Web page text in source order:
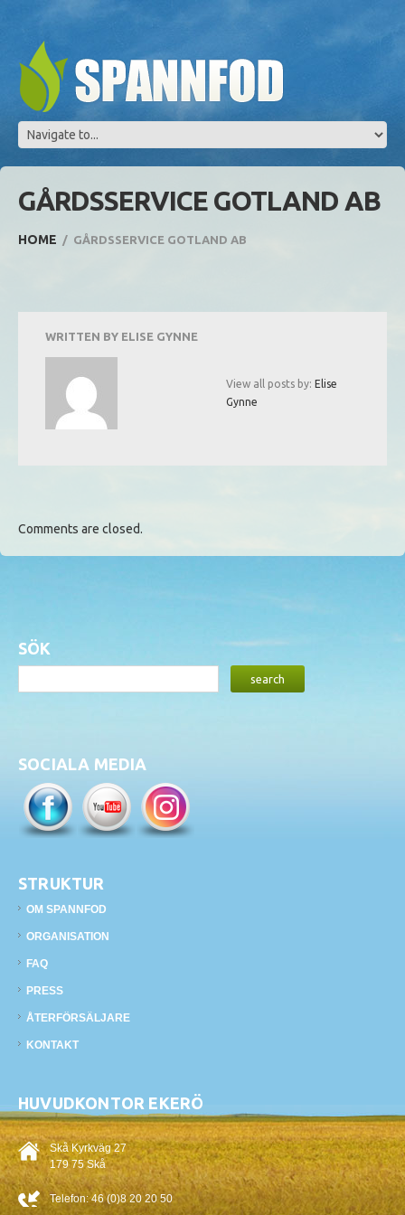
GÅRDSSERVICE GOTLAND AB
HOME GÅRDSSERVICE GOTLAND AB
WRITTEN BY ELISE GYNNE
View all posts by: Elise
Gynne
Comments are closed.
SÖK
SOCIALA MEDIA
STRUKTUR
OM SPANNFOD
ORGANISATION
FAQ
PRESS
ÅTERFÖRSÄLJARE
KONTAKT
HUVUDKONTOR EKERÖ
Skå Kyrkväg 27
179 75 Skå
Telefon:46 (0)8 20 20 50